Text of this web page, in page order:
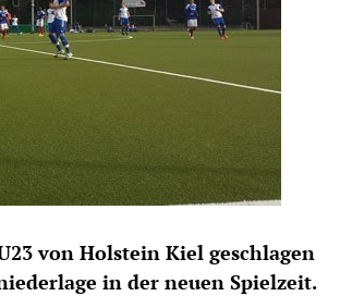
von Holstein Kiel geschlagen
in der neuen Spielzeit.